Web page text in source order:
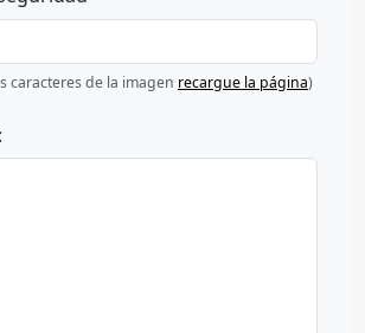
caracteres de la imagen recargue la página)